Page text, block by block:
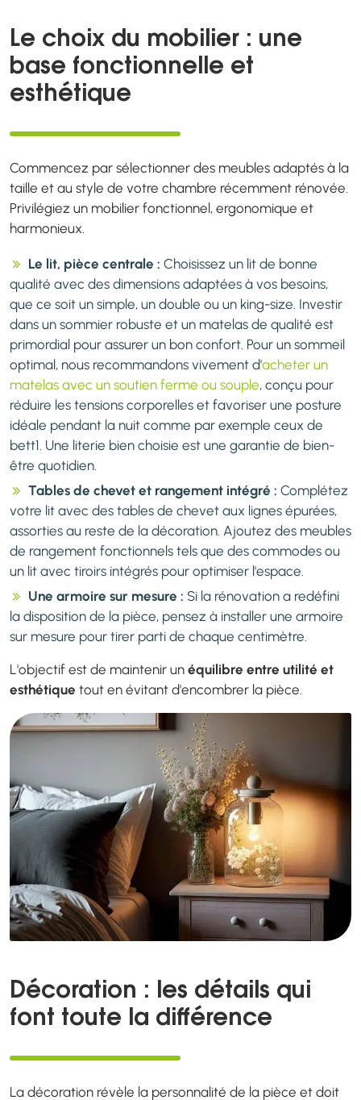
Le choix du mobilier : une
base fonctionnelle et
esthétique
Commencez par sélectionner des meubles adaptés à la
taille et au style de votre chambre récemment rénovée.
Privilégiez un mobilier fonctionnel, ergonomique et
harmonieux.
Le lit, pièce centrale : Choisissez un lit de bonne
qualité avec des dimensions adaptées à vos besoins,
que ce soit un simple, un double ou un king-size. Investir
dans un sommier robuste et un matelas de qualité est
primordial pour assurer un bon confort. Pour un sommeil
optimal, nous recommandons vivement d'acheter un
matelas avec un soutien ferme ou souple, conçu pour
réduire les tensions corporelles et favoriser une posture
idéale pendant la nuit comme par exemple ceux de
bett1. Une literie bien choisie est une garantie de bien-
être quotidien.
Tables de chevet et rangement intégré : Complétez
votre lit avec des tables de chevet aux lignes épurées,
assorties au reste de la décoration. Ajoutez des meubles
de rangement fonctionnels tels que des commodes ou
un lit avec tiroirs intégrés pour optimiser l'espace.
Une armoire sur mesure : Si la rénovation a redéfini
la disposition de la pièce, pensez à installer une armoire
sur mesure pour tirer parti de chaque centimètre.
L'objectif est de maintenir un équilibre entre utilité et
esthétique tout en évitant d'encombrer la pièce.
Décoration : les détails qui
font toute la différence
La décoration révèle la personnalité de la pièce et doit